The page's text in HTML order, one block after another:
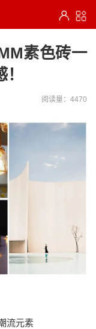
素色砖一
阅读量：4470
流元素